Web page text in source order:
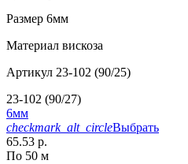
Размер 6мм
Материал вискоза
Артикул 23-102 (90/25)
23-102 (90/27)
6мм
checkmark_alt_circleВыбрать
65.53 р.
По 50 м